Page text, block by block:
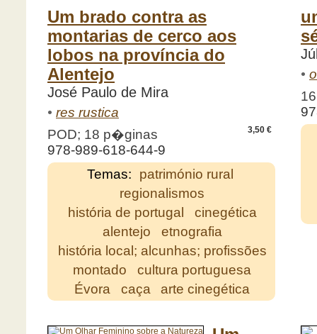
Um brado contra as
montarias de cerco aos
lobos na província do
Alentejo
José Paulo de Mira
• res rustica
3,50 €
POD; 18 p�ginas
978-989-618-644-9
Temas:
património rural
regionalismos
história de portugal
cinegética
alentejo
etnografia
história local; alcunhas; profissões
montado
cultura portuguesa
Évora
caça arte cinegética
•